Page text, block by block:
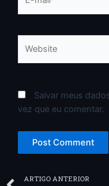
mail*
Salvar meus
vez que eu comentar.
Prev
ARTIGO ANTERIOR